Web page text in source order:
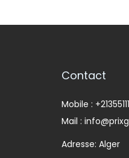
Contact
Mobile :
Mail :
Adresse: Alger